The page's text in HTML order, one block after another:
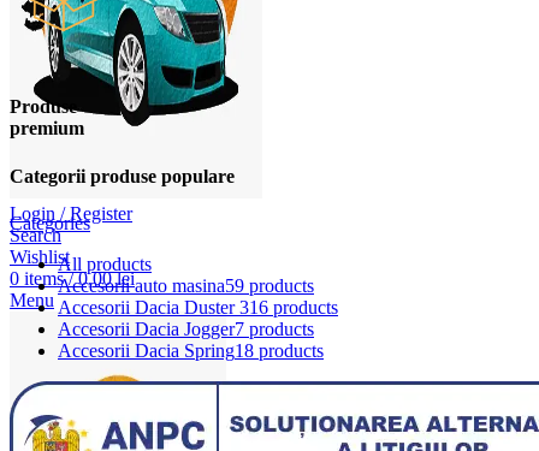
Login / Register
Search
Wishlist
0 items / 0,00lei
Menu
Produse
premium
Categorii produse populare
Categories
All products
Accesorii auto masina59 products
Accesorii Dacia Duster 316 products
Accesorii Dacia Jogger7 products
Accesorii Dacia Spring18 products